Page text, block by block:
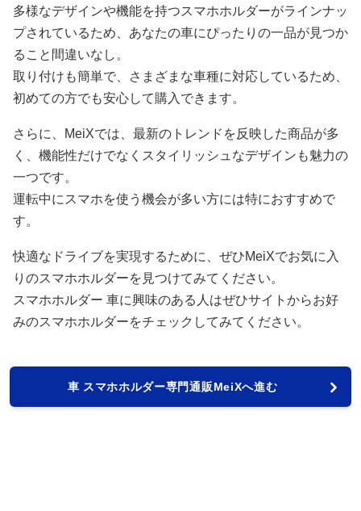
多様なデザインや機能を持つスマホホルダーがラインナッ
プされているため、あなたの車にぴったりの一品が見つか
ること間違いなし。
取り付けも簡単で、さまざまな車種に対応しているため、
初めての方でも安心して購入できます。
さらに、MeiXでは、最新のトレンドを反映した商品が多
く、機能性だけでなくスタイリッシュなデザインも魅力の
一つです。
運転中にスマホを使う機会が多い方には特におすすめで
す。
快適なドライブを実現するために、ぜひMeiXでお気に入
りのスマホホルダーを見つけてみてください。
スマホホルダー 車に興味のある人はぜひサイトからお好
みのスマホホルダーをチェックしてみてください。
車 スマホホルダー専門通販MeiXへ進む